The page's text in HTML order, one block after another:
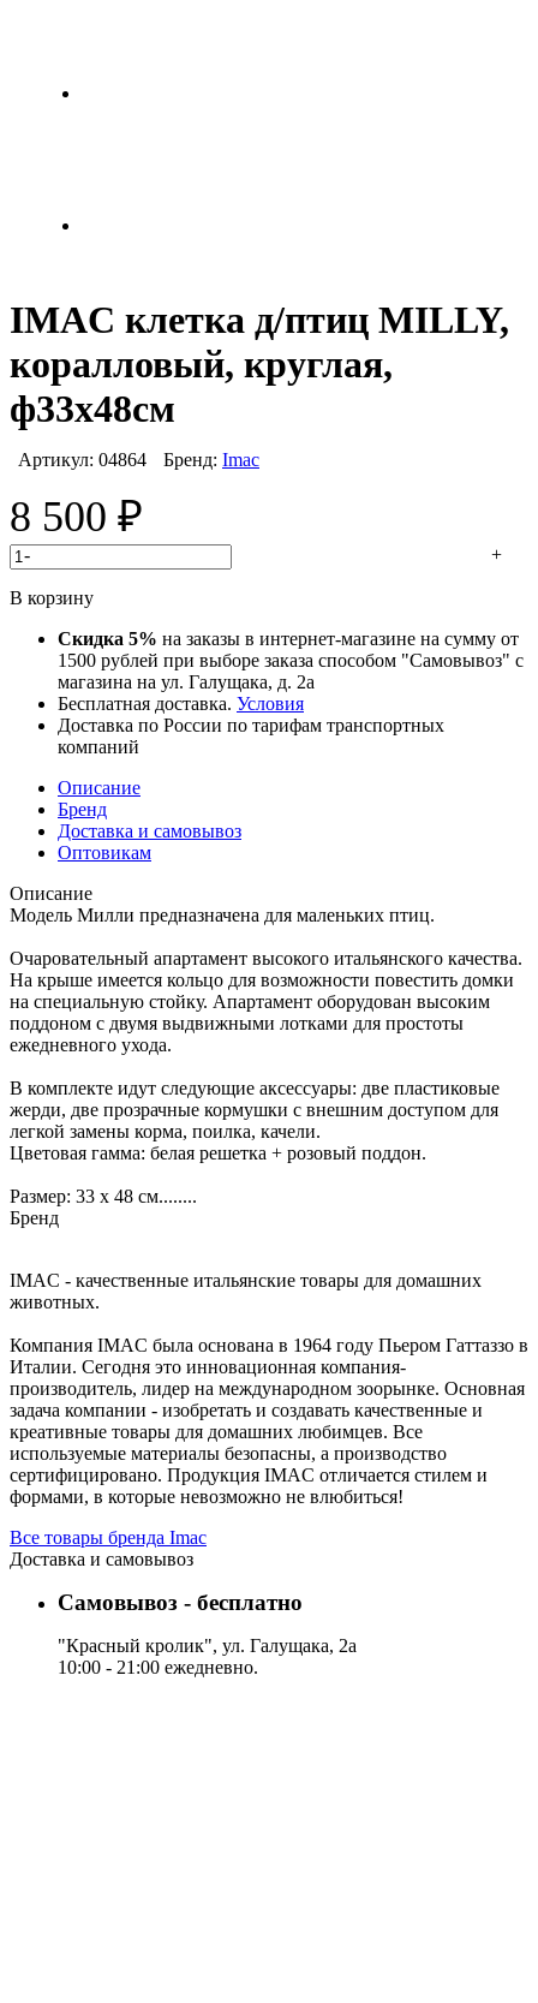
IMAC клетка д/птиц MILLY,
коралловый, круглая,
ф33х48см
Артикул: 04864 Бренд: Imac
8 500 ₽
- +
В корзину
Скидка 5% на заказы в интернет-магазине на сумму от
1500 рублей при выборе заказа способом "Самовывоз" с
магазина на ул. Галущака, д. 2а
Бесплатная доставка. Условия
Доставка по России по тарифам транспортных
компаний
Описание
Бренд
Доставка и самовывоз
Оптовикам
Описание
Модель Милли предназначена для маленьких птиц.
Очаровательный апартамент высокого итальянского качества.
На крыше имеется кольцо для возможности повестить домки
на специальную стойку. Апартамент оборудован высоким
поддоном с двумя выдвижными лотками для простоты
ежедневного ухода.
В комплекте идут следующие аксессуары: две пластиковые
жерди, две прозрачные кормушки с внешним доступом для
легкой замены корма, поилка, качели.
Цветовая гамма: белая решетка + розовый поддон.
Размер: 33 х 48 см........
Бренд
IMAC - качественные итальянские товары для домашних
животных.
Компания IMAC была основана в 1964 году Пьером Гаттаззо в
Италии. Сегодня это инновационная компания-
производитель, лидер на международном зоорынке. Основная
задача компании - изобретать и создавать качественные и
креативные товары для домашних любимцев. Все
используемые материалы безопасны, а производство
сертифицировано. Продукция IMAC отличается стилем и
формами, в которые невозможно не влюбиться!
Все товары бренда Imac
Доставка и самовывоз
Самовывоз - бесплатно
"Красный кролик", ул. Галущака, 2а
10:00 - 21:00 ежедневно.